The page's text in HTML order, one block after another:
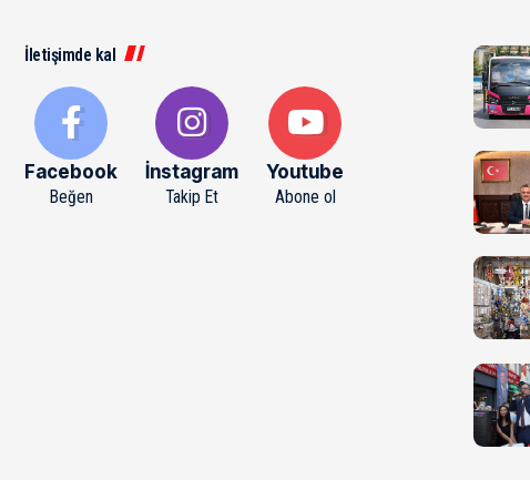
İletişimde kal
Facebook
Beğen
İnstagram
Takip Et
Youtube
Abone ol